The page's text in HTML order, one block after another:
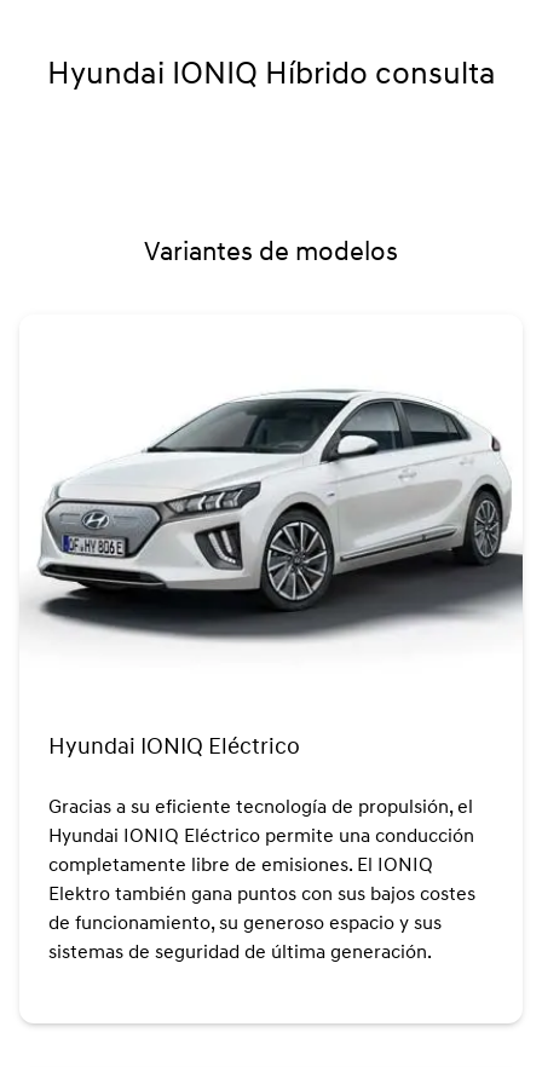
Hyundai IONIQ Híbrido consulta
Variantes de modelos
Hyundai IONIQ Eléctrico
Gracias a su eficiente tecnología de propulsión, el
Hyundai IONIQ Eléctrico permite una conducción
completamente libre de emisiones. El IONIQ
Elektro también gana puntos con sus bajos costes
de funcionamiento, su generoso espacio y sus
sistemas de seguridad de última generación.